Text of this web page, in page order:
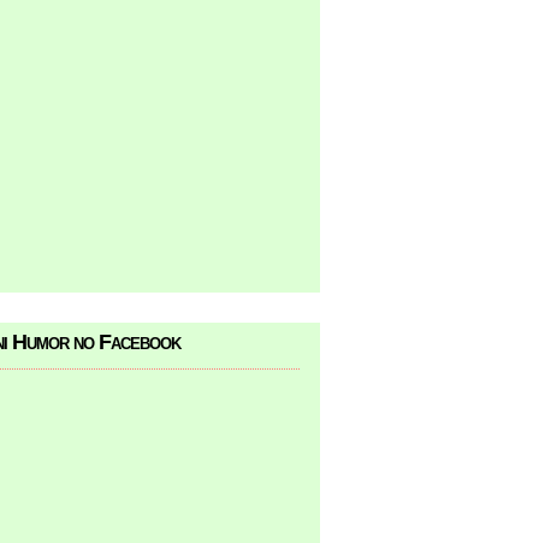
Humor no Facebook